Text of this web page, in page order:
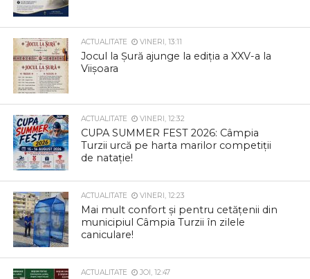
ACTUALITATE VINERI, 13:11
Jocul la Șură ajunge la ediția a XXV-a la
Viișoara
ACTUALITATE VINERI, 12:32
CUPA SUMMER FEST 2026: Câmpia
Turzii urcă pe harta marilor competiții
de natație!
ACTUALITATE VINERI, 12:23
Mai mult confort și pentru cetățenii din
municipiul Câmpia Turzii în zilele
caniculare!
ACTUALITATE JOI, 12:47